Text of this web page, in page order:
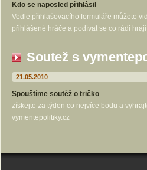
Kdo se naposled přihlásil
Vedle přihlašovacího formuláře můžete
přihlášené hráče a podívat se co rádi hrají.
Soutež s
21.05.2010
Spouštíme soutěž o tričko
získejte za týden co nejvíce bodů a
vymentepolitiky.cz